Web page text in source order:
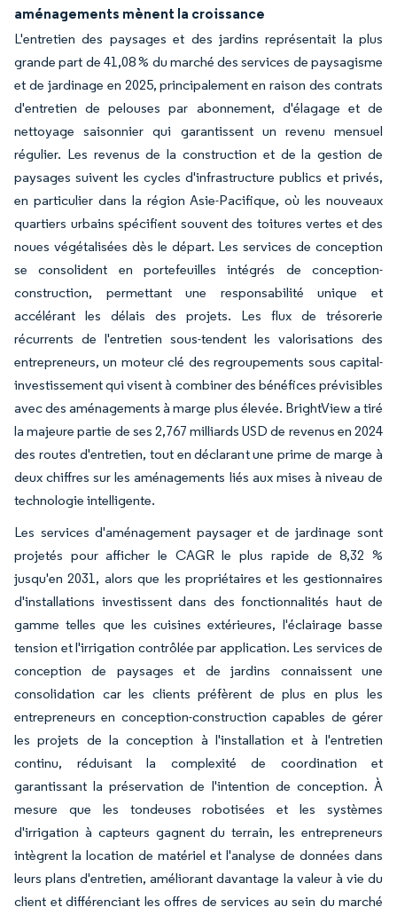
aménagements mènent la croissance
L'entretien des paysages et des jardins représentait la plus
grande part de 41,08 % du marché des services de paysagisme
et de jardinage en 2025, principalement en raison des contrats
d'entretien de pelouses par abonnement, d'élagage et de
nettoyage saisonnier qui garantissent un revenu mensuel
régulier. Les revenus de la construction et de la gestion de
paysages suivent les cycles d'infrastructure publics et privés,
en particulier dans la région Asie-Pacifique, où les nouveaux
quartiers urbains spécifient souvent des toitures vertes et des
noues végétalisées dès le départ. Les services de conception
se consolident en portefeuilles intégrés de conception-
construction, permettant une responsabilité unique et
accélérant les délais des projets. Les flux de trésorerie
récurrents de l'entretien sous-tendent les valorisations des
entrepreneurs, un moteur clé des regroupements sous capital-
investissement qui visent à combiner des bénéfices prévisibles
avec des aménagements à marge plus élevée. BrightView a tiré
la majeure partie de ses 2,767 milliards USD de revenus en 2024
des routes d'entretien, tout en déclarant une prime de marge à
deux chiffres sur les aménagements liés aux mises à niveau de
technologie intelligente.
Les services d'aménagement paysager et de jardinage sont
projetés pour afficher le CAGR le plus rapide de 8,32 %
jusqu'en 2031, alors que les propriétaires et les gestionnaires
d'installations investissent dans des fonctionnalités haut de
gamme telles que les cuisines extérieures, l'éclairage basse
tension et l'irrigation contrôlée par application. Les services de
conception de paysages et de jardins connaissent une
consolidation car les clients préfèrent de plus en plus les
entrepreneurs en conception-construction capables de gérer
les projets de la conception à l'installation et à l'entretien
continu, réduisant la complexité de coordination et
garantissant la préservation de l'intention de conception. À
mesure que les tondeuses robotisées et les systèmes
d'irrigation à capteurs gagnent du terrain, les entrepreneurs
intègrent la location de matériel et l'analyse de données dans
leurs plans d'entretien, améliorant davantage la valeur à vie du
client et différenciant les offres de services au sein du marché